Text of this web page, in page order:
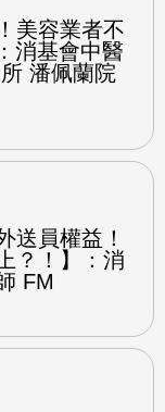
美容業者不
消基會中醫
潘佩蘭院
送員權益！
？！】：消
FM